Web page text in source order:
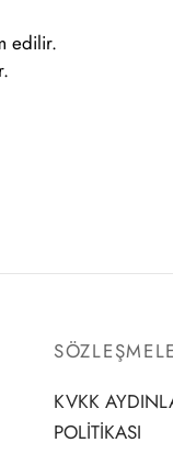
edilir.
KVKK
POLİTİKASI